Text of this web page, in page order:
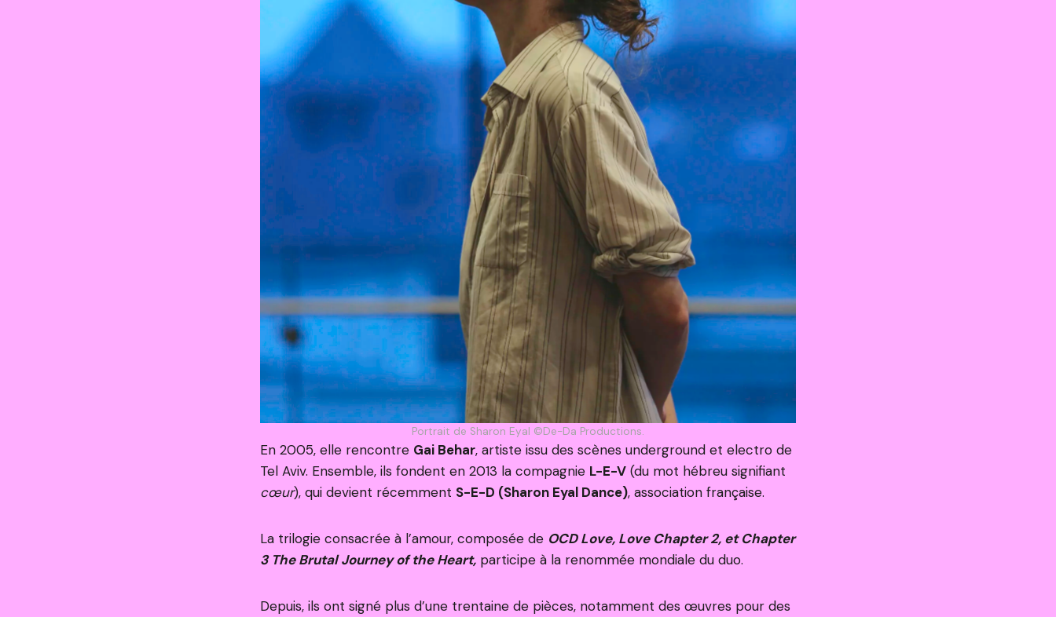
Portrait de Sharon Eyal ©De-Da Productions.
En 2005, elle rencontre Gai Behar, artiste issu des scènes underground et electro de
Tel Aviv. Ensemble, ils fondent en 2013 la compagnie L-E-V (du mot hébreu signifiant
cœur), qui devient récemment S-E-D (Sharon Eyal Dance), association française.
La trilogie consacrée à l’amour, composée de OCD Love, Love Chapter 2, et Chapter
3 The Brutal Journey of the Heart, participe à la renommée mondiale du duo.
Depuis, ils ont signé plus d’une trentaine de pièces, notamment des œuvres pour des